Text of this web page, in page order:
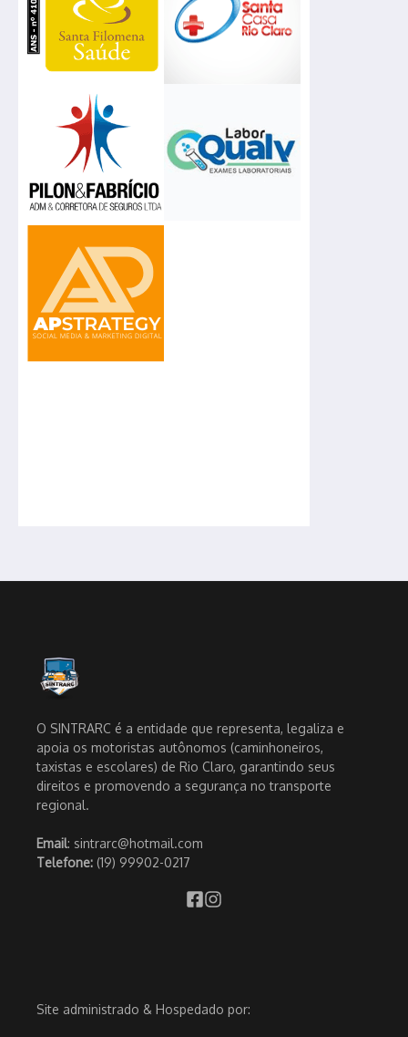
O SINTRARC é a entidade que representa, legaliza e
apoia os motoristas autônomos (caminhoneiros,
taxistas e escolares) de Rio Claro, garantindo seus
direitos e promovendo a segurança no transporte
regional.
Email: sintrarc@hotmail.com
Telefone: (19) 99902-0217
Site administrado & Hospedado por: